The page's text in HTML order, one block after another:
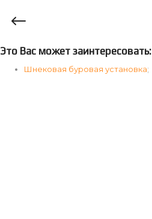
Это Вас может заинтересовать:
Шнековая буровая установка;